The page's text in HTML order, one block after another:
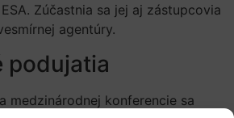
Zúčastnia sa jej aj zástupcovia
agentúry.
podujatia
medzinárodnej konferencie sa